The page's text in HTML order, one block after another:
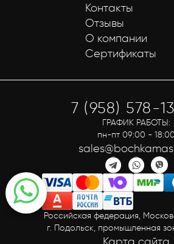
Контакты
Отзывы
О компании
Сертификаты
Российская федерация,
г. Подольск, промышленная
7 (958) 578-
ГРАФИК РАБОТЫ:
пн-пт 09:00 - 18:00